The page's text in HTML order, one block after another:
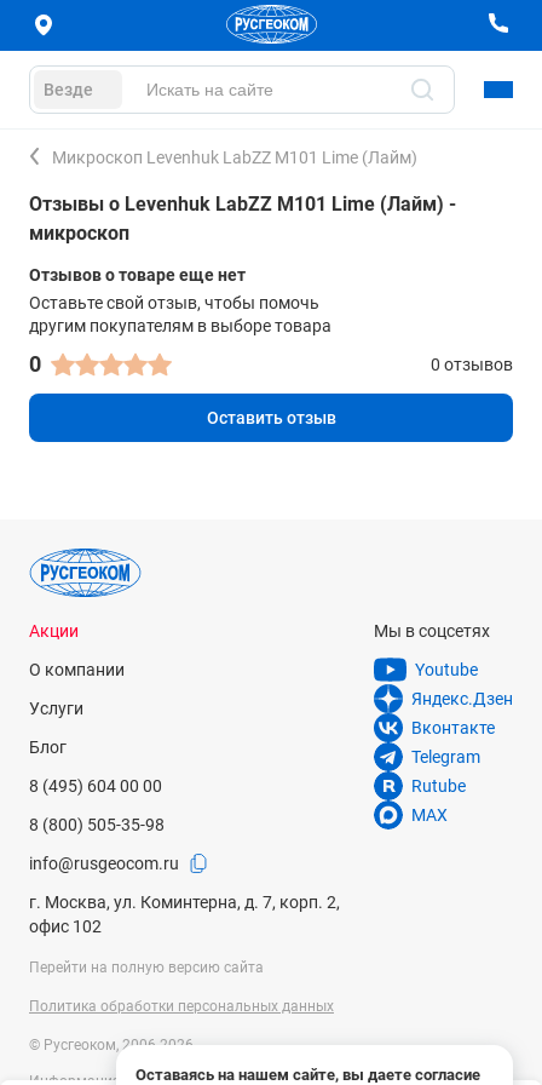
Везде
Микроскоп Levenhuk LabZZ M101 Lime (Лайм)
Отзывы о Levenhuk LabZZ M101 Lime (Лайм) -
микроскоп
Отзывов о товаре еще нет
Оставьте свой отзыв, чтобы помочь
другим покупателям в выборе товара
0 0 отзывов
Оставить отзыв
Оставаясь на нашем сайте, вы даете согласие
Акции
О компании
Услуги
Блог
8 (495) 604 00 00
8 (800) 505-35-98
info@rusgeocom.ru
г. Москва, ул. Коминтерна, д. 7, корп. 2,
офис 102
Мы в соцсетях
Youtube
Яндекс.Дзен
Вконтакте
Telegram
Rutube
MAX
Перейти на полную версию сайта
Политика обработки персональных данных
© Русгеоком, 2006-2026
Информация на сайте носит справочный характер и не является